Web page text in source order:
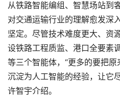
从铁路智能编组、智慧场站到
对交通运输行业的理解愈发深
坚定。尽管技术难度更大、资
设铁路工程质监、港口全要素
等三个智能体，“更多的要把
沉淀为人工智能的经验，让它
许智宇介绍。